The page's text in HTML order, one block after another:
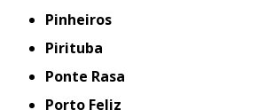
Pinheiros
Pirituba
Ponte Rasa
Porto Feliz